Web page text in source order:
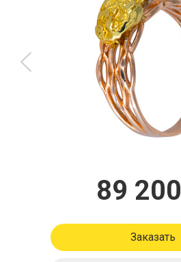
89 200
Заказать